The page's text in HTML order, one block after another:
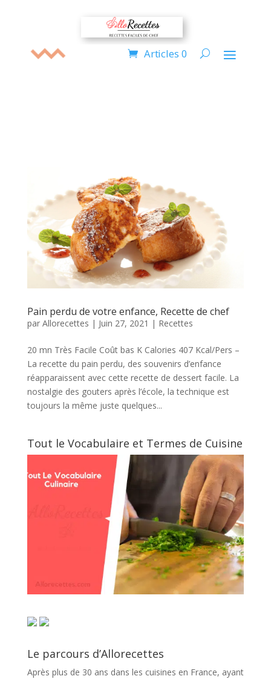
Articles 0
Pain perdu de votre enfance, Recette de chef
par Allorecettes | Juin 27, 2021 | Recettes
20 mn Très Facile Coût bas K Calories 407 Kcal/Pers –
La recette du pain perdu, des souvenirs d’enfance
réapparaissent avec cette recette de dessert facile. La
nostalgie des gouters après l’école, la technique est
toujours la même juste quelques...
Tout le Vocabulaire et Termes de Cuisine
Le parcours d’Allorecettes
Après plus de 30 ans dans les cuisines en France, ayant